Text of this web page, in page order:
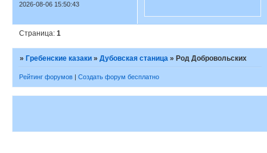
2026-08-06 15:50:43
Страница:1
»Гребенские казаки »Дубовская станица »Род Добровольских
Рейтинг форумов | Создать форум бесплатно